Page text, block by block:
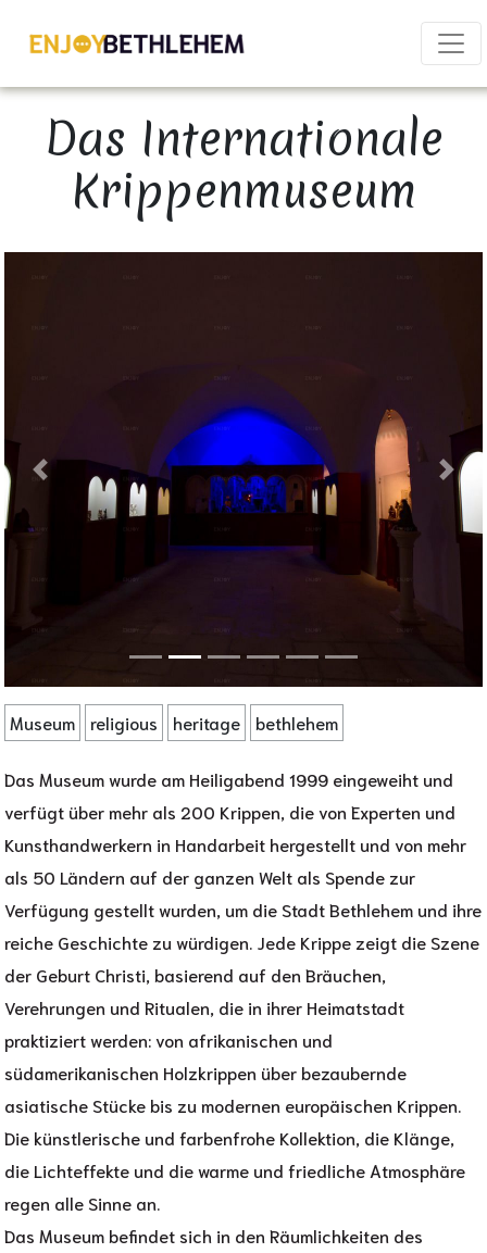
Das Internationale
Krippenmuseum
Museum religious heritage bethlehem
Das Museum wurde am Heiligabend 1999 eingeweiht und
verfügt über mehr als 200 Krippen, die von Experten und
Kunsthandwerkern in Handarbeit hergestellt und von mehr
als 50 Ländern auf der ganzen Welt als Spende zur
Verfügung gestellt wurden, um die Stadt Bethlehem und ihre
reiche Geschichte zu würdigen. Jede Krippe zeigt die Szene
der Geburt Christi, basierend auf den Bräuchen,
Verehrungen und Ritualen, die in ihrer Heimatstadt
praktiziert werden: von afrikanischen und
südamerikanischen Holzkrippen über bezaubernde
asiatische Stücke bis zu modernen europäischen Krippen.
Die künstlerische und farbenfrohe Kollektion, die Klänge,
die Lichteffekte und die warme und friedliche Atmosphäre
regen alle Sinne an.
Das Museum befindet sich in den Räumlichkeiten des